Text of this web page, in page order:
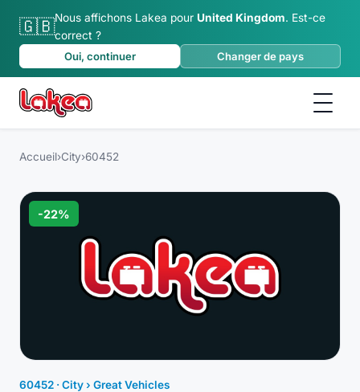
🇬🇧Nous affichons Lakea pour United Kingdom. Est-ce
correct ?
Oui, continuer
Changer de pays
Accueil›City›60452
-22%
60452 ·City› Great Vehicles